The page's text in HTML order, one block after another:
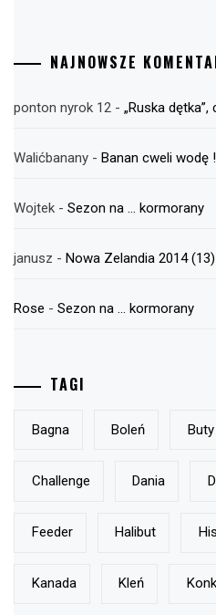
NAJNOWSZE
ponton nyrok 12 - „Ruska
Walićbanany - Banan cweli wodę !
Wojtek - Sezon na … kormorany
janusz - Nowa Zelandia 2014
Rose - Sezon na … kormorany
TAGI
Bagna Boleń Buty
Challenge Dania
Feeder Halibut
Kanada Kleń